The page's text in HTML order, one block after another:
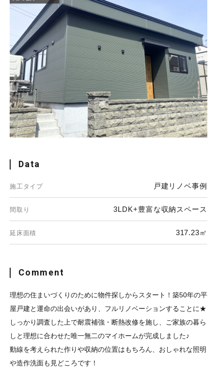
Data
施工タイプ 戸建リノベ事例
間取り 3LDK+豊富な収納スペース
延床面積 317.23㎡
Comment
理想の住まいづくりのために物件探しからスタート！築50年の平
屋戸建と運命の出会いがあり、フルリノベーションすることに★
しっかり調査した上で耐震補強・断熱改修を施し、ご家族の暮ら
しと理想に合わせた唯一無二のマイホームが完成しました♪
動線を考えられた作りや収納の位置はもちろん、おしゃれな照明
や造作洗面も見どころです！